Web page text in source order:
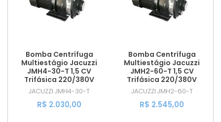
Bomba Centrífuga
Multiestágio Jacuzzi
JMH4-30-T 1,5 CV
Trifásica 220/380V
JACUZZI JMH4-30-T
R$ 2.030,00
Bomba Centrífuga
Multiestágio Jacuzzi
JMH2-60-T 1,5 CV
Trifásica 220/380V
JACUZZI JMH2-60-T
R$ 2.545,00